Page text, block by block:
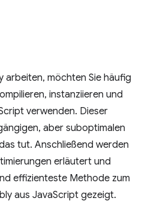
arbeiten, möchten Sie häufig
instanziieren und
verwenden. Dieser
aber suboptimalen
tut. Anschließend werden
erläutert und
effizienteste Methode zum
aus JavaScript gezeigt.